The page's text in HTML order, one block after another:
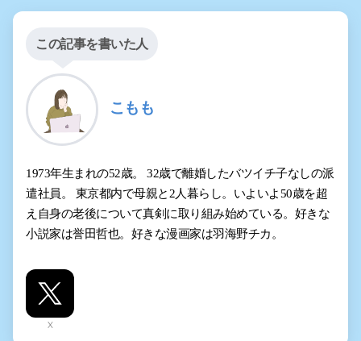
この記事を書いた人
こもも
1973年生まれの52歳。 32歳で離婚したバツイチ子なしの派
遣社員。 東京都内で母親と2人暮らし。いよいよ50歳を超
え自身の老後について真剣に取り組み始めている。好きな
小説家は誉田哲也。好きな漫画家は羽海野チカ。
X